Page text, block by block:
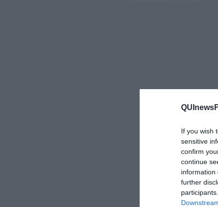
If you wish
sensitive
confirm
continue
information
further